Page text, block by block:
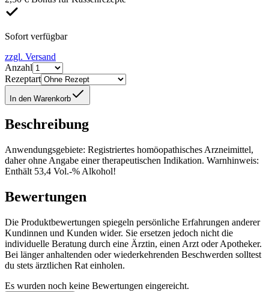
Sofort verfügbar
zzgl. Versand
Anzahl
Rezeptart
In den Warenkorb
Beschreibung
Anwendungsgebiete: Registriertes homöopathisches Arzneimittel,
daher ohne Angabe einer therapeutischen Indikation. Warnhinweis:
Enthält 53,4 Vol.-% Alkohol!
Bewertungen
Die Produktbewertungen spiegeln persönliche Erfahrungen anderer
Kundinnen und Kunden wider. Sie ersetzen jedoch nicht die
individuelle Beratung durch eine Ärztin, einen Arzt oder Apotheker.
Bei länger anhaltenden oder wiederkehrenden Beschwerden solltest
du stets ärztlichen Rat einholen.
Es wurden noch keine Bewertungen eingereicht.